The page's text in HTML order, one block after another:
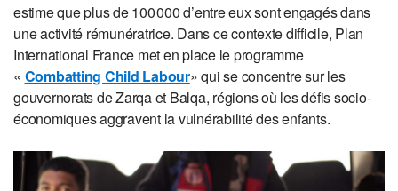
estime que plus de 100 000 d’entre eux sont engagés dans
une activité rémunératrice. Dans ce contexte difficile, Plan
International France met en place le programme
« Combatting Child Labour» qui se concentre sur les
gouvernorats de Zarqa et Balqa, régions où les défis socio-
économiques aggravent la vulnérabilité des enfants.